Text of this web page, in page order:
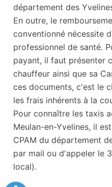
département des
En outre, le
conventionné nécessite
professionnel de santé.
payant, il faut présenter
chauffeur ainsi que sa
ces documents, c'est le
les frais inhérents à la
Pour connaître les taxis
Meulan-en-Yvelines, il
CPAM du département
par mail ou d'appeler le
local).